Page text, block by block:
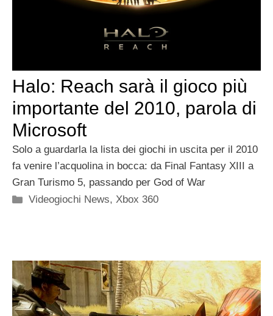
Halo: Reach sarà il gioco più
importante del 2010, parola di
Microsoft
Solo a guardarla la lista dei giochi in uscita per il 2010
fa venire l’acquolina in bocca: da Final Fantasy XIII a
Gran Turismo 5, passando per God of War
Categorie
Videogiochi News,Xbox 360